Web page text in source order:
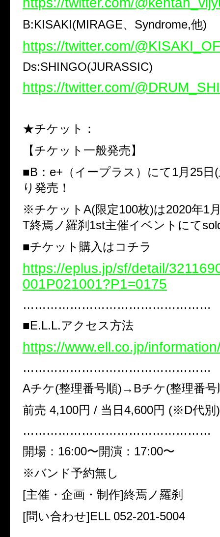
B:KISAKI(MIRAGE、Syndrome,他)
https://twitter.com/
Ds:SHINGO(JURASSIC)
https://twitter.com/
★チケット：
【チケット一般発売】
■B：e+（イープラス）にて1月25日
り発売！
※チケットA(限定100枚)は2020年1
T終焉ノ羅刹1st主催イベントにて
■チケット購入はコチラ
https://eplus.jp/sf/detail/
001P021001?P1=0175
…………………………………………
■E.L.L.アクセス方法
https://www.ell.co.jp/
…………………………………………
Aチケ(整理番号順)→Bチケ(整理番号
前売 4,100円 / 当日4,600円 (※D代別)
…………………………………………
開場：16:00〜開演：17:00〜
※バンド予約無し
[主催・企画・制作]終焉ノ羅刹
[問い合わせ]ELL 052-201-5004